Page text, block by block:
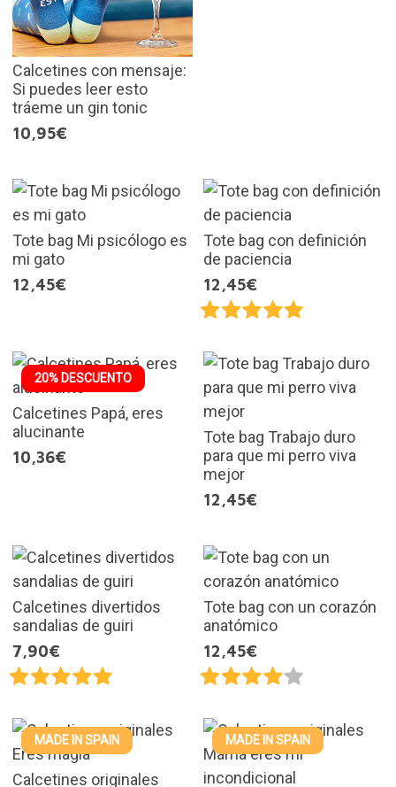
Calcetines con mensaje:
Si puedes leer esto
tráeme un gin tonic
10,95€
Tote bag Mi psicólogo es
mi gato
12,45€
Tote bag con definición
de paciencia
12,45€
20% DESCUENTO
Calcetines Papá, eres
alucinante
10,36€
Tote bag Trabajo duro
para que mi perro viva
mejor
12,45€
Calcetines divertidos
sandalias de guiri
7,90€
Tote bag con un corazón
anatómico
12,45€
MADE IN SPAIN
Calcetines originales
MADE IN SPAIN